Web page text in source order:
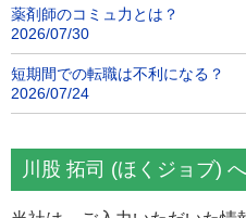
薬剤師のコミュ力とは？
2026/07/30
短期間での転職は不利になる？
2026/07/24
川股 拓司 (ほくジョブ)